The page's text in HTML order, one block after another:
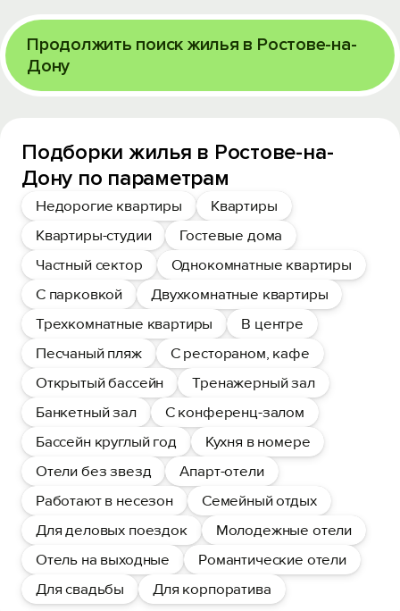
Продолжить поиск жилья в Ростове-на-
Дону
Подборки жилья в Ростове-на-
Дону по параметрам
Недорогие квартиры
Квартиры
Квартиры-студии
Гостевые дома
Частный сектор
Однокомнатные квартиры
С парковкой
Двухкомнатные квартиры
Трехкомнатные квартиры
В центре
Песчаный пляж
С рестораном, кафе
Открытый бассейн
Тренажерный зал
Банкетный зал
С конференц-залом
Бассейн круглый год
Кухня в номере
Отели без звезд
Апарт-отели
Работают в несезон
Семейный отдых
Для деловых поездок
Молодежные отели
Отель на выходные
Романтические отели
Для свадьбы
Для корпоратива